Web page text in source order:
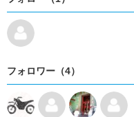
フォロワー（4）